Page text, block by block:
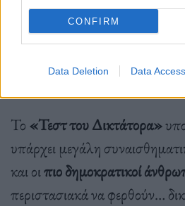
CONFIRM
Data Deletion Data Access
Το «Τεστ του Δικτάτορα»
υπάρχει μεγάλη
και οιπιο δημοκρατικοί
περιστασιακά να φερθούν…